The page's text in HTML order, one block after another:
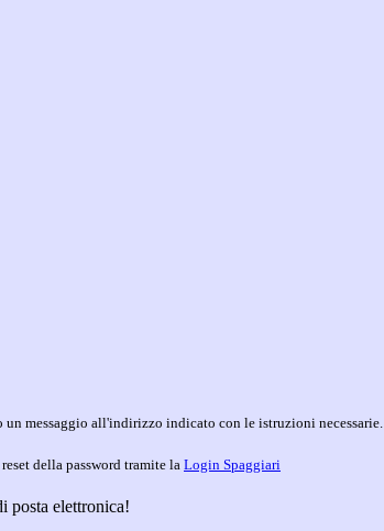
un messaggio all'indirizzo indicato con le istruzioni necessarie.
della password tramite la Login Spaggiari
posta elettronica!